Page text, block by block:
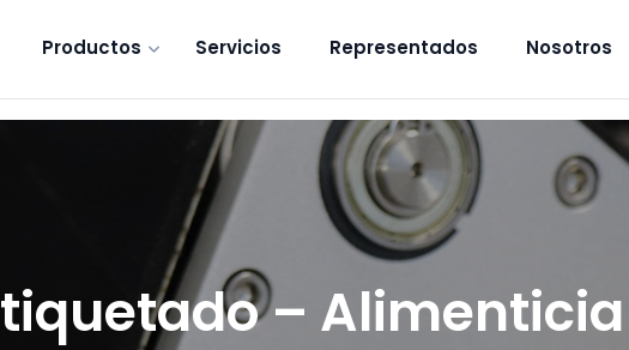
Productos Servicios Representados Nosotros
– Alimenticia